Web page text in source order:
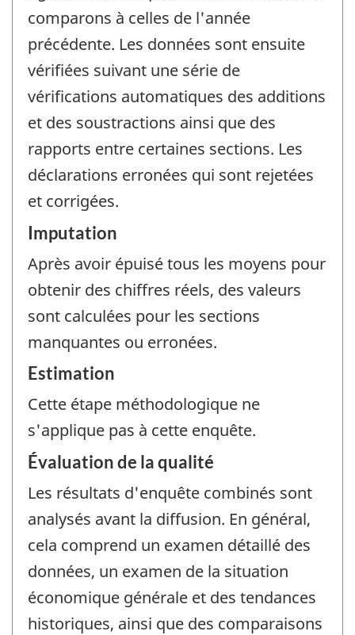
comparons à celles de l'année
précédente. Les données sont ensuite
vérifiées suivant une série de
vérifications automatiques des additions
et des soustractions ainsi que des
rapports entre certaines sections. Les
déclarations erronées qui sont rejetées
et corrigées.
Imputation
Après avoir épuisé tous les moyens pour
obtenir des chiffres réels, des valeurs
sont calculées pour les sections
manquantes ou erronées.
Estimation
Cette étape méthodologique ne
s'applique pas à cette enquête.
Évaluation de la qualité
Les résultats d'enquête combinés sont
analysés avant la diffusion. En général,
cela comprend un examen détaillé des
données, un examen de la situation
économique générale et des tendances
historiques, ainsi que des comparaisons